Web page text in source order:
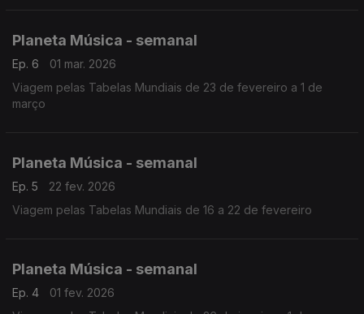
Planeta Música - semanal
Ep. 6
01 mar. 2026
Viagem pelas Tabelas Mundiais de 23 de fevereiro a 1 de
março
Planeta Música - semanal
Ep. 5
22 fev. 2026
Viagem pelas Tabelas Mundiais de 16 a 22 de fevereiro
Planeta Música - semanal
Ep. 4
01 fev. 2026